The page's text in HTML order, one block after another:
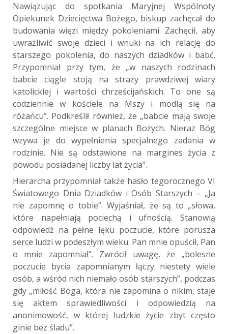
Nawiązując do spotkania Maryjnej Wspólnoty
Opiekunek Dziecięctwa Bożego, biskup zachęcał do
budowania więzi między pokoleniami. Zachęcił, aby
uwrażliwić swoje dzieci i wnuki na ich relację do
starszego pokolenia, do naszych dziadków i babć.
Przypomniał przy tym, że „w naszych rodzinach
babcie ciągle stoją na straży prawdziwej wiary
katolickiej i wartości chrześcijańskich. To one są
codziennie w kościele na Mszy i modlą się na
różańcu”. Podkreślił również, że „babcie mają swoje
szczególne miejsce w planach Bożych. Nieraz Bóg
wzywa je do wypełnienia specjalnego zadania w
rodzinie. Nie są odstawione na margines życia z
powodu posiadanej liczby lat życia”.
Hierarcha przypomniał także hasło tegorocznego VI
Światowego Dnia Dziadków i Osób Starszych – „Ja
nie zapomnę o tobie”. Wyjaśniał, że są to „słowa,
które napełniają pociechą i ufnością. Stanowią
odpowiedź na pełne lęku poczucie, które porusza
serce ludzi w podeszłym wieku: Pan mnie opuścił, Pan
o mnie zapomniał”. Zwrócił uwagę, że „bolesne
poczucie bycia zapomnianym łączy niestety wiele
osób, a wśród nich niemało osób starszych”, podczas
gdy „miłość Boga, która nie zapomina o nikim, staje
się aktem sprawiedliwości i odpowiedzią na
anonimowość, w której ludzkie życie zbyt często
ginie bez śladu”.